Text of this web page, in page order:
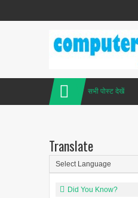
सभी पोस्ट देखें
Translate
Did You Know?